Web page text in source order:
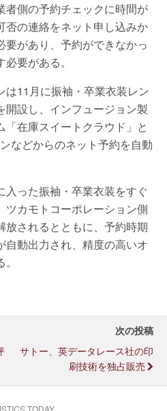
者側の予約チェックに時間が
否の連絡をネット申し込みか
要があり、予約ができなかっ
要がある。
は11月に振袖・卒業衣装レン
開設し、インフュージョン製
「在庫スイートクラウド」と
などからのネット予約を自動
入った振袖・卒業衣装をすぐ
ツカモトコーポレーション側
放されるとともに、予約時期
自動出力され、精度の高いオ
次の投稿
サトー、英データレース社の印
刷技術を独占販売
TODAY